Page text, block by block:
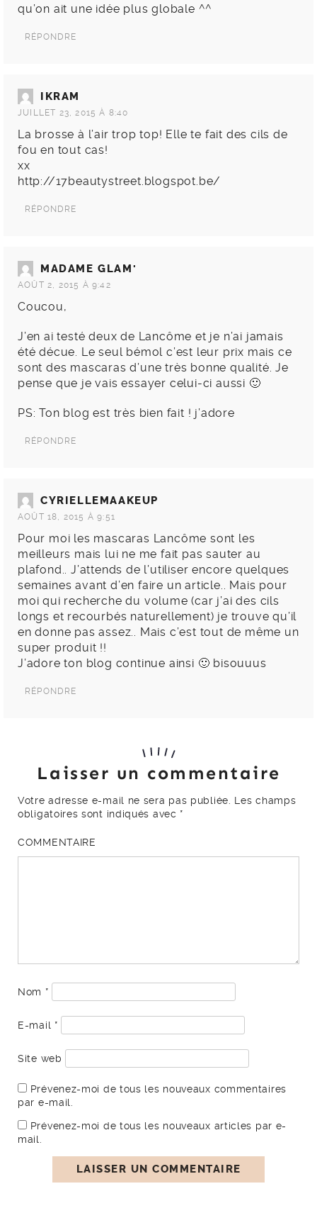
qu’on ait une idée plus globale ^^
RÉPONDRE
IKRAM
JUILLET 23, 2015 À 8:40
La brosse à l’air trop top! Elle te fait des cils de
fou en tout cas!
xx
http://17beautystreet.blogspot.be/
RÉPONDRE
MADAME GLAM'
AOÛT 2, 2015 À 9:42
Coucou,
J’en ai testé deux de Lancôme et je n’ai jamais
été décue. Le seul bémol c’est leur prix mais ce
sont des mascaras d’une très bonne qualité. Je
pense que je vais essayer celui-ci aussi 🙂
PS: Ton blog est très bien fait ! j’adore
RÉPONDRE
CYRIELLEMAAKEUP
AOÛT 18, 2015 À 9:51
Pour moi les mascaras Lancôme sont les
meilleurs mais lui ne me fait pas sauter au
plafond.. J’attends de l’utiliser encore quelques
semaines avant d’en faire un article.. Mais pour
moi qui recherche du volume (car j’ai des cils
longs et recourbés naturellement) je trouve qu’il
en donne pas assez.. Mais c’est tout de même un
super produit !!
J’adore ton blog continue ainsi 🙂 bisouuus
RÉPONDRE
Laisser un commentaire
Votre adresse e-mail ne sera pas publiée. Les champs
obligatoires sont indiqués avec *
COMMENTAIRE
Nom *
E-mail *
Site web
Prévenez-moi de tous les nouveaux commentaires
par e-mail.
Prévenez-moi de tous les nouveaux articles par e-
mail.